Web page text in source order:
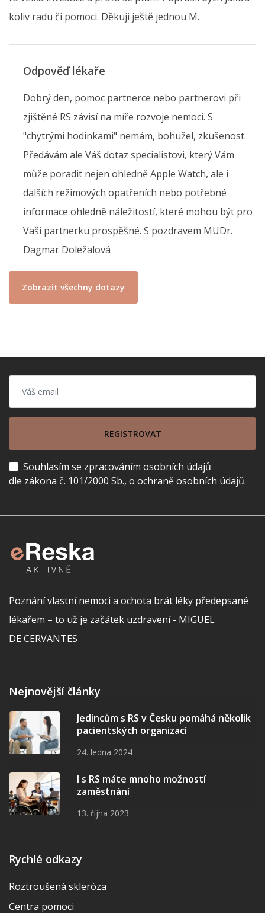
koliv radu či pomoci. Děkuji ještě jednou M.
Odpověď lékaře
Dobrý den, pomoc partnerce nebo partnerovi při
zjištěné RS závisí na míře rozvoje nemoci. S
"chytrými hodinkami" nemám, bohužel, zkušenost.
Předávám ale Váš dotaz specialistovi, který Vám
může poradit nejen ohledně Apple Watch, ale i
dalších režimových opatřeních nebo potřebné
informace ohledně náležitostí, které mohou být pro
Vaši partnerku prospěšné. S pozdravem MUDr.
Dagmar Doležalová
Zobrazit všechny dotazy
REGISTROVAT
Souhlasím se zpracováním osobních údajů
dle zákona č. 101/2000 Sb., o ochraně osobních údajů.
Poznání vlastní nemoci a ochota brát léky předepsané
lékařem – to už je začátek uzdravení - MIGUEL
DE CERVANTES
Nejnovější články
Jedincům s RS v Česku pomáhá několik
pacientských organizací
24. ledna 2024
I s RS máte mnoho možností
zaměstnání
13. října 2023
Rychlé odkazy
Roztroušená skleróza
Centra pomoci